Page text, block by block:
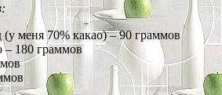
меня 70% какао) – 90 граммов
– 180 граммов